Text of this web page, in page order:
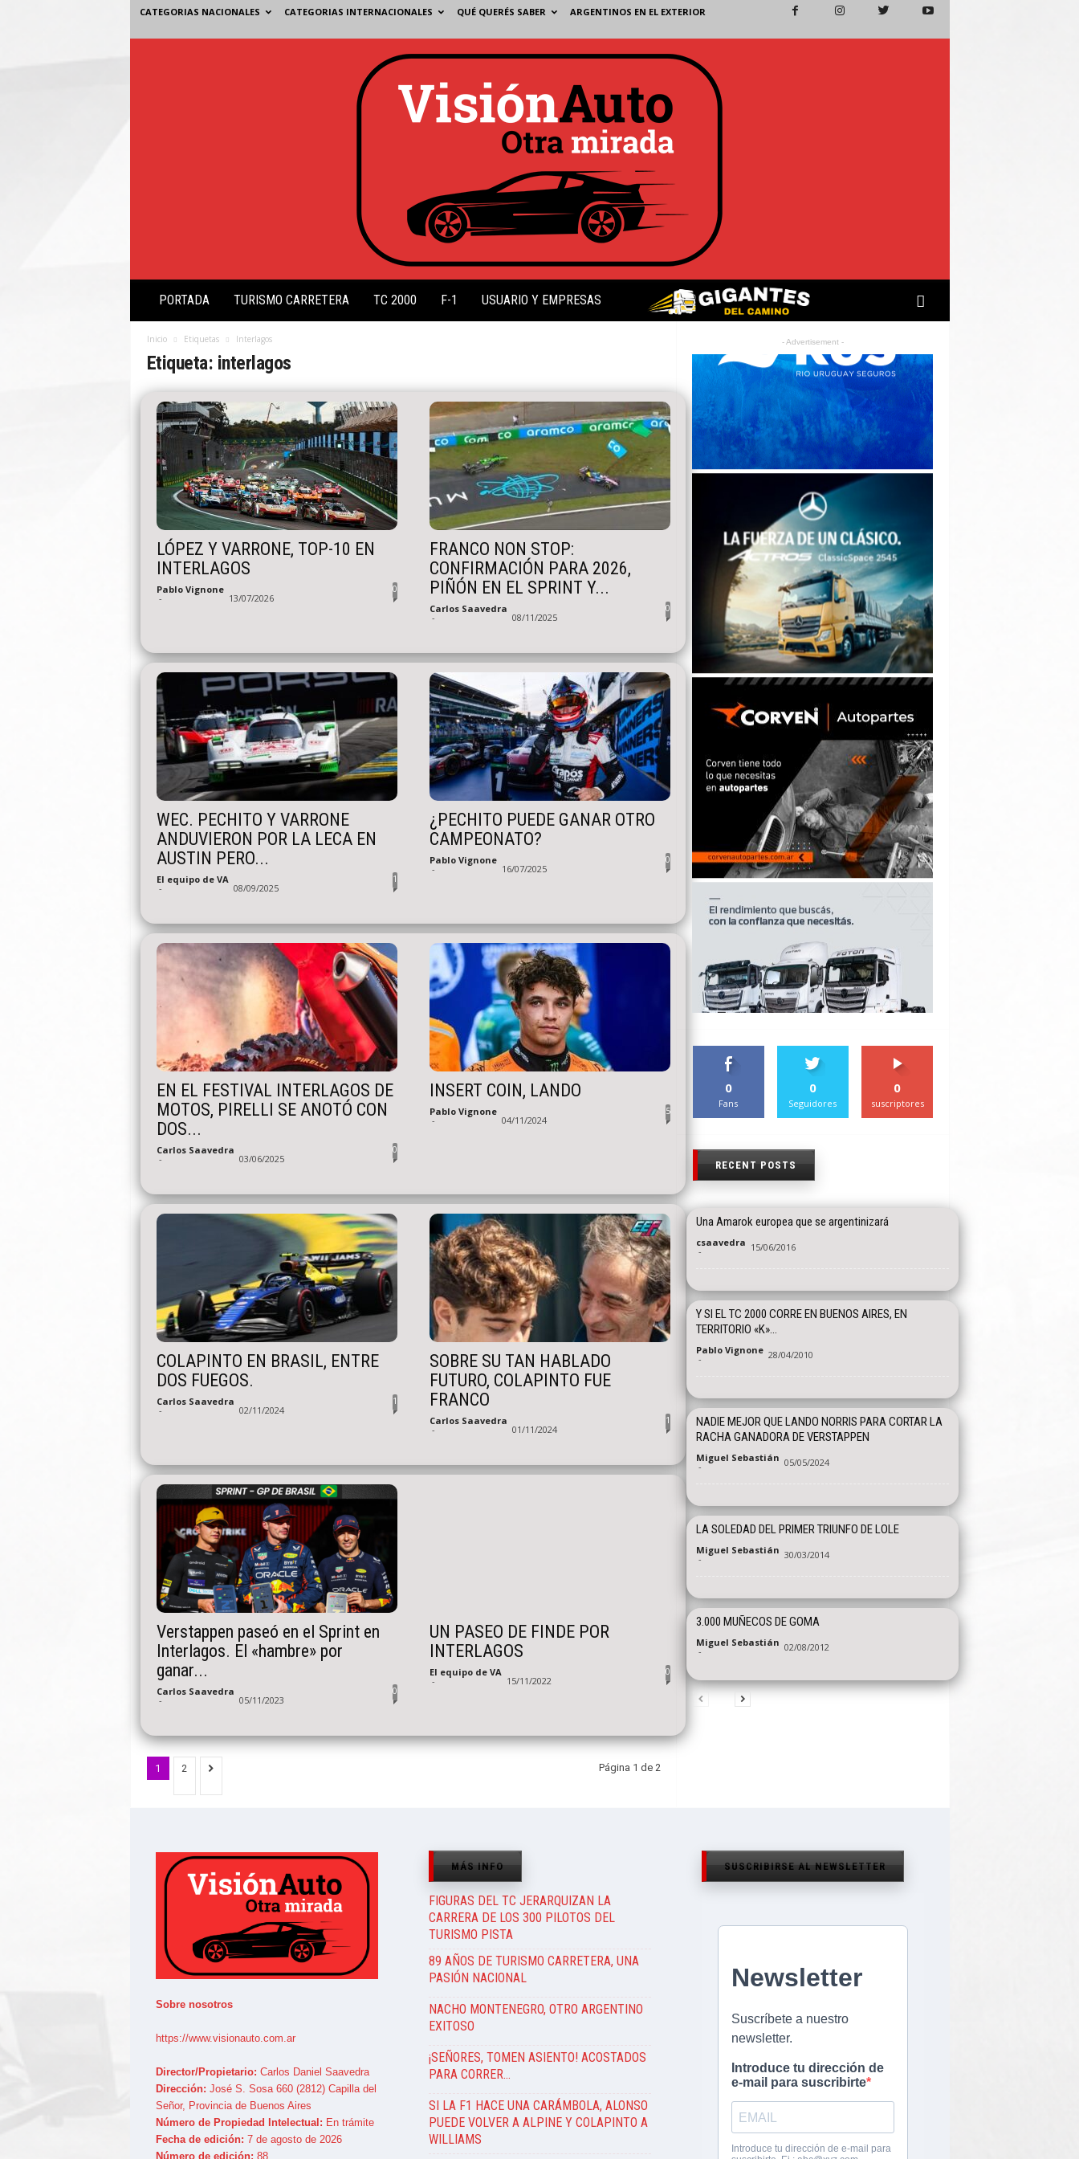
CATEGORIAS NACIONALES CATEGORIAS INTERNACIONALES QUÉ QUERÉS SABER ARGENTINOS EN EL EXTERIOR
s
PORTADA TURISMO CARRETERA TC 2000 F-1 USUARIO Y EMPRESAS
Inicio Etiquetas Interlagos
Etiqueta: interlagos
LÓPEZ Y VARRONE, TOP-10 EN
INTERLAGOS
Pablo Vignone
- 13/07/2026
0
FRANCO NON STOP:
CONFIRMACIÓN PARA 2026,
PIÑÓN EN EL SPRINT Y...
Carlos Saavedra
- 08/11/2025
0
WEC. PECHITO Y VARRONE
ANDUVIERON POR LA LECA EN
AUSTIN PERO...
El equipo de VA
- 08/09/2025
1
¿PECHITO PUEDE GANAR OTRO
CAMPEONATO?
Pablo Vignone
- 16/07/2025
0
EN EL FESTIVAL INTERLAGOS DE
MOTOS, PIRELLI SE ANOTÓ CON
DOS...
Carlos Saavedra
- 03/06/2025
0
INSERT COIN, LANDO
Pablo Vignone
- 04/11/2024
5
COLAPINTO EN BRASIL, ENTRE
DOS FUEGOS.
Carlos Saavedra
- 02/11/2024
1
SOBRE SU TAN HABLADO
FUTURO, COLAPINTO FUE
FRANCO
Carlos Saavedra
- 01/11/2024
1
Verstappen paseó en el Sprint en
Interlagos. El «hambre» por
ganar...
Carlos Saavedra
- 05/11/2023
0
UN PASEO DE FINDE POR
INTERLAGOS
El equipo de VA
- 15/11/2022
0
1 2 Página 1 de 2
- Advertisement -
0
Fans
0
Seguidores
0
suscriptores
RECENT POSTS
Una Amarok europea que se argentinizará
csaavedra
- 15/06/2016
Y SI EL TC 2000 CORRE EN BUENOS AIRES, EN
TERRITORIO «K»…
Pablo Vignone
- 28/04/2010
NADIE MEJOR QUE LANDO NORRIS PARA CORTAR LA
RACHA GANADORA DE VERSTAPPEN
Miguel Sebastián
- 05/05/2024
LA SOLEDAD DEL PRIMER TRIUNFO DE LOLE
Miguel Sebastián
- 30/03/2014
3.000 MUÑECOS DE GOMA
Miguel Sebastián
- 02/08/2012
Sobre nosotros
https://www.visionauto.com.ar
Director/Propietario: Carlos Daniel Saavedra
Dirección: José S. Sosa 660 (2812) Capilla del
Señor, Provincia de Buenos Aires
Número de Propiedad Intelectual: En trámite
Fecha de edición: 7 de agosto de 2026
Número de edición: 88
MÁS INFO
FIGURAS DEL TC JERARQUIZAN LA
CARRERA DE LOS 300 PILOTOS DEL
TURISMO PISTA
89 AÑOS DE TURISMO CARRETERA, UNA
PASIÓN NACIONAL
NACHO MONTENEGRO, OTRO ARGENTINO
EXITOSO
¡SEÑORES, TOMEN ASIENTO! ACOSTADOS
PARA CORRER…
SI LA F1 HACE UNA CARÁMBOLA, ALONSO
PUEDE VOLVER A ALPINE Y COLAPINTO A
WILLIAMS
SUSCRIBIRSE AL NEWSLETTER